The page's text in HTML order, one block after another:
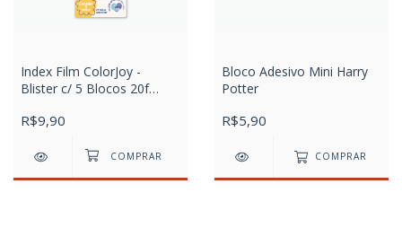
Index Film ColorJoy -
Blister c/ 5 Blocos 20f
R$9,90
Bloco Adesivo Mini Harry
Potter
R$5,90
COMPRAR